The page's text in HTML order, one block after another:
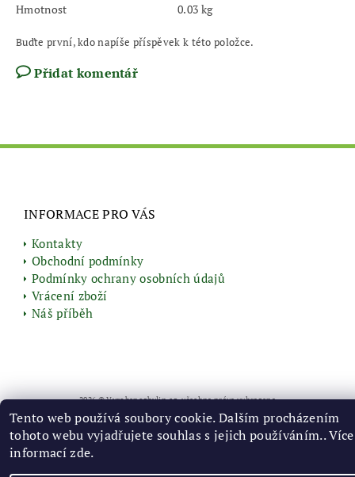
Hmotnost 0.03 kg
Buďte první, kdo napíše příspěvek k této položce.
Přidat komentář
INFORMACE PRO VÁS
Kontakty
Obchodní podmínky
Podmínky ochrany osobních údajů
Vrácení zboží
Náš příběh
2026 © Vyrobenozbylin.cz, všechna práva vyhrazena
Vytvořil Shoptet
Tento web používá soubory cookie. Dalším procházením
tohoto webu vyjadřujete souhlas s jejich používáním.. Více
informacízde.